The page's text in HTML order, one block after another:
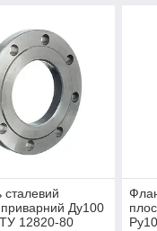
Ду100
12820-80